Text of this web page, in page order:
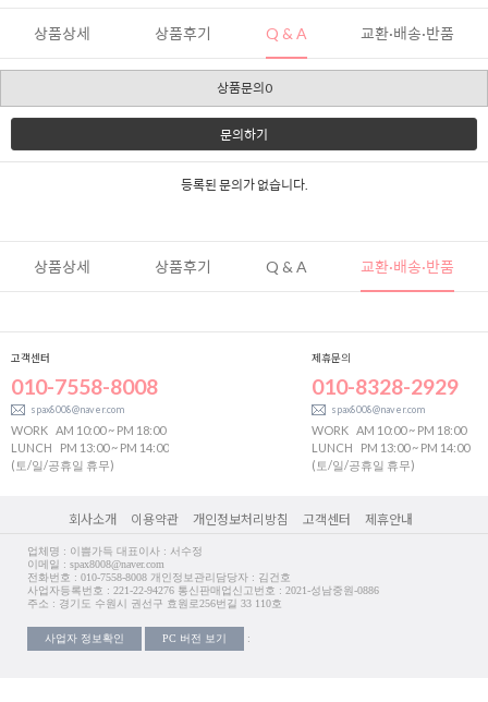
상품상세 상품후기 Q & A 교환·배송·반품
상품문의0
문의하기
등록된 문의가 없습니다.
상품상세 상품후기 Q & A 교환·배송·반품
고객센터
010-7558-8008
spax8008@naver.com
WORK AM 10:00 ~ PM 18:00
LUNCH
PM 13:00 ~ PM 14:00
(토/일/공휴일 휴무)
제휴문의
010-8328-2929
spax8008@naver.com
WORK AM 10:00 ~ PM 18:00
LUNCH
PM 13:00 ~ PM 14:00
(토/일/공휴일 휴무)
회사소개 이용약관 개인정보처리방침 고객센터 제휴안내
업체명 : 이쁨가득 대표이사 : 서수정
이메일 : spax8008@naver.com
전화번호 : 010-7558-8008 개인정보관리담당자 : 김건호
사업자등록번호 : 221-22-94276 통신판매업신고번호 : 2021-성남중원-0886
주소 : 경기도 수원시 권선구 효원로256번길 33 110호
사업자 정보확인 PC 버전 보기 :